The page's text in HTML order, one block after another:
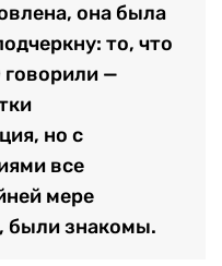
она была
то, что
—
но с
все
мере
были знакомы.